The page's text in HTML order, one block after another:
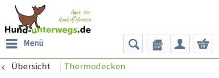
Menü
Übersicht Thermodecken